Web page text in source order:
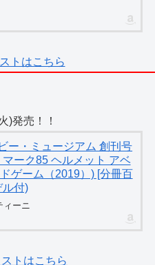
トはこちら
)発売！！
ー・ミュージアム 創刊号
ーク85 ヘルメット アベ
ゲーム（2019）) [分冊百
ル付)
ィーニ
トはこちら